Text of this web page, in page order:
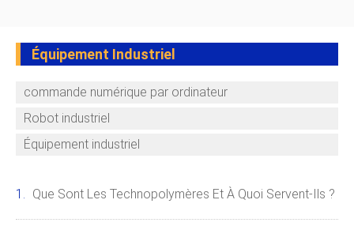
Équipement Industriel
commande numérique par ordinateur
Robot industriel
Équipement industriel
Que Sont Les Technopolymères Et À Quoi Servent-Ils ?